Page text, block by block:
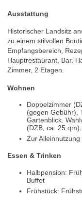
Ausstattung
Historischer Landsitz
zu einem stilvollen
Empfangsbereich,
Hauptrestaurant, Bar.
Zimmer, 2 Etagen.
Wohnen
Doppelzimmer
(gegen Gebühr),
Gartenblick.
(DZB, ca. 25
Zur
Essen & Trinken
Halbpension:
Buffet
Frühstück: